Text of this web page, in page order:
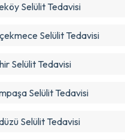
Selülit Tedavisi
Selülit Tedavisi
Selülit Tedavisi
Selülit Tedavisi
Selülit Tedavisi